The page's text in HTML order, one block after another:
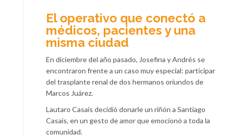
El operativo que conectó a
médicos, pacientes y una
misma ciudad
En diciembre del año pasado, Josefina y Andrés se
encontraron frente a un caso muy especial: participar
del trasplante renal de dos hermanos oriundos de
Marcos Juárez.
Lautaro Casais decidió donarle un riñón a Santiago
Casais, en un gesto de amor que emocionó a toda la
comunidad.